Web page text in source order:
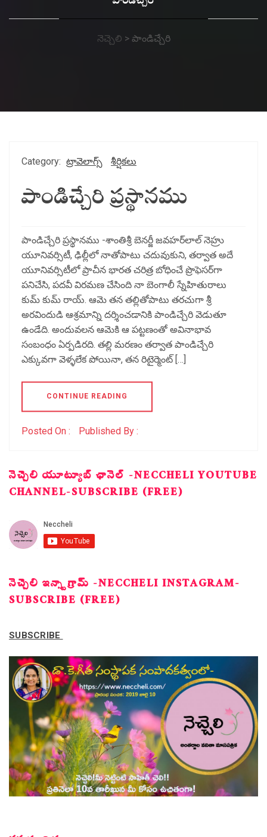
నెచ్చెలి > పాండిచ్చేరి
Category: ట్రావెలాగ్స్ శీర్షికలు
పాండిచ్చేరి ప్రస్థానము
పాండిచ్చేరి ప్రస్థానము -శాంతిశ్రీ బెనర్జీ జవహర్‌లాల్‌ నెహ్రు
యూనివర్సిటీ, ఢిల్లీలో నాతోపాటు చదువుకుని, తర్వాత అదే
యూనివర్సిటీలో ప్రాచీన భారత చరిత్ర బోధించే ప్రొఫెసర్‌గా
పనిచేసి, పదవీ విరమణ చేసింది నా బెంగాలీ స్నేహితురాలు
కుమ్‌ కుమ్‌ రాయ్‌. ఆమె తన తల్లితోపాటు తరచుగా శ్రీ
అరవిందుడి ఆశ్రమాన్ని దర్శించడానికి పాండిచ్చేరి వెడుతూ
ఉండేది. అందువలన ఆమెకి ఆ పట్టణంతో అవినాభావ
సంబంధం ఏర్పడిరది. తల్లి మరణం తర్వాత పాండిచ్చేరి
ఎక్కువగా వెళ్ళలేక పోయినా, తన రిటైర్మెంట్‌ […]
CONTINUE READING
Posted On : Published By :
నెచ్చెలి యూట్యూబ్ ఛానెల్ -NECCHELI YOUTUBE
CHANNEL-SUBSCRIBE (FREE)
నెచ్చెలి ఇన్స్టాగ్రామ్ -NECCHELI INSTAGRAM-
SUBSCRIBE (FREE)
SUBSCRIBE